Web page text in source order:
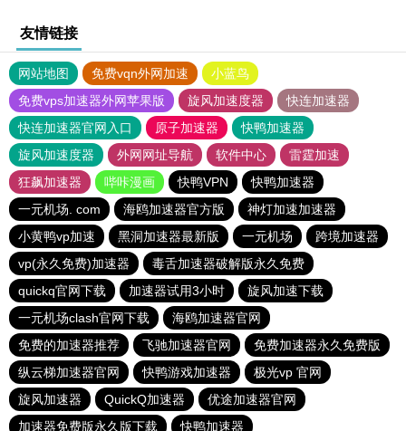
友情链接
网站地图 免费vqn外网加速
小蓝鸟
免费vps加速器外网苹果版
旋风加速度器
快连加速器
快连加速器官网入口
原子加速器
快鸭加速器
旋风加速度器
外网网址导航 软件中心
雷霆加速
狂飙加速器
哔咔漫画 快鸭VPN
快鸭加速器
一元机场. com
海鸥加速器官方版
神灯加速加速器
小黄鸭vp加速
黑洞加速器最新版 一元机场
跨境加速器
vp(永久免费)加速器
毒舌加速器破解版永久免费
quickq官网下载
加速器试用3小时
旋风加速下载
一元机场clash官网下载
海鸥加速器官网
免费的加速器推荐
飞驰加速器官网
免费加速器永久免费版
纵云梯加速器官网
快鸭游戏加速器
极光vp 官网
旋风加速器
QuickQ加速器
优途加速器官网
加速器免费版永久版下载
快鸭加速器